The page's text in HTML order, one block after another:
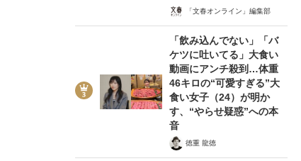
「文春オンライン」編集部
「飲み込んでない」「バ
ケツに吐いてる」大食い
動画にアンチ殺到…体重
46キロの“可愛すぎる”大
食い女子（24）が明か
す、“やらせ疑惑”への本
音
徳重 龍徳